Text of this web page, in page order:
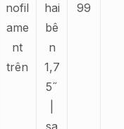
nofil
ame
nt
trên
hai
bê
n
1,7
5˝
99